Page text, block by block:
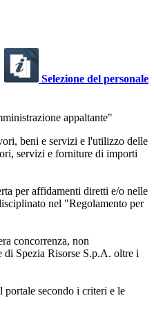
Selezione del personale
appaltante"
beni e servizi e l'utilizzo delle
servizi e forniture di importi
per affidamenti diretti e/o nelle
nel "Regolamento per
concorrenza, non
di Spezia Risorse S.p.A. oltre i
portale secondo i criteri e le